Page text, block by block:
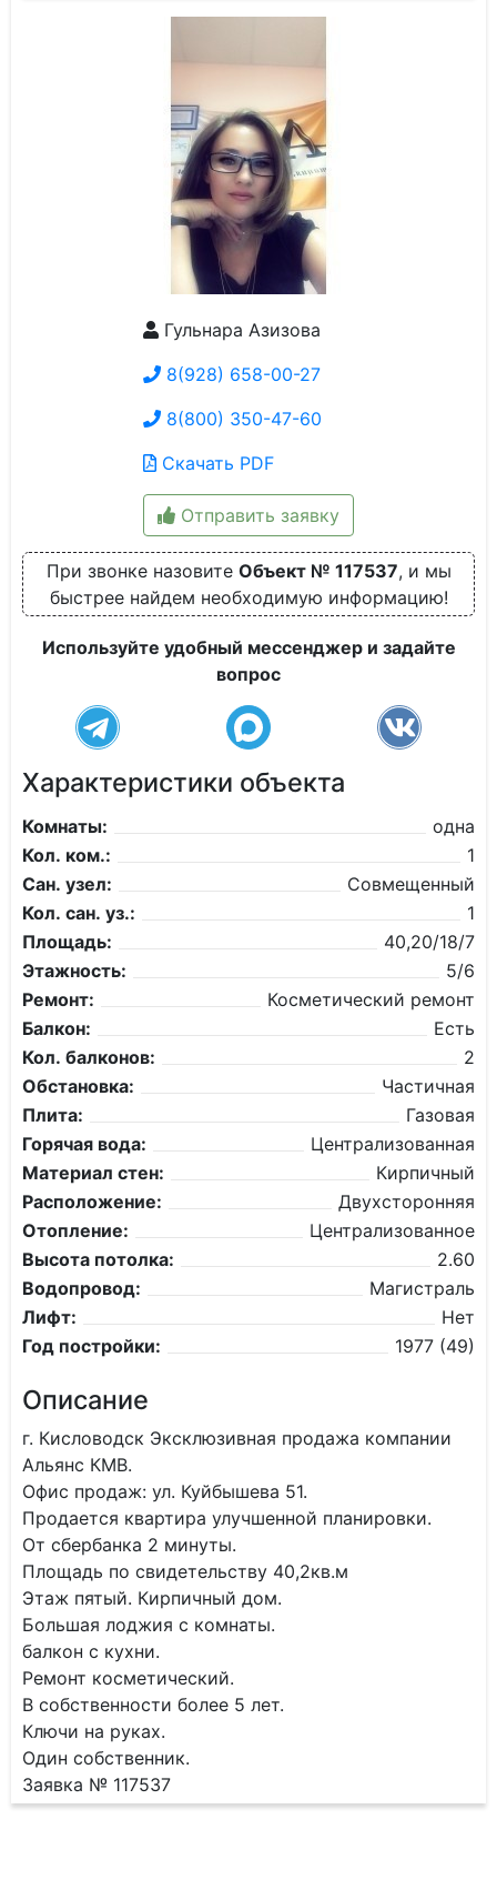
Гульнара Азизова
8(928) 658-00-27
8(800) 350-47-60
Скачать PDF
Отправить заявку
При звонке назовите Объект № 117537, и мы
быстрее найдем необходимую информацию!
Используйте удобный мессенджер и задайте
вопрос
Характеристики объекта
Комнаты:
одна
Кол. ком.:
1
Сан. узел:
Совмещенный
Кол. сан. уз.:
1
Площадь:
40,20/18/7
Этажность:
5/6
Ремонт:
Косметический ремонт
Балкон:
Есть
Кол. балконов:
2
Обстановка:
Частичная
Плита:
Газовая
Горячая вода:
Централизованная
Материал стен:
Кирпичный
Расположение:
Двухсторонняя
Отопление:
Централизованное
Высота потолка:
2.60
Водопровод:
Магистраль
Лифт:
Нет
Год постройки:
1977 (49)
Описание
г. Кисловодск Эксклюзивная продажа компании
Альянс КМВ.
Офис продаж: ул. Куйбышева 51.
Продается квартира улучшенной планировки.
От сбербанка 2 минуты.
Площадь по свидетельству 40,2кв.м
Этаж пятый. Кирпичный дом.
Большая лоджия с комнаты.
балкон с кухни.
Ремонт косметический.
В собственности более 5 лет.
Ключи на руках.
Один собственник.
Заявка № 117537